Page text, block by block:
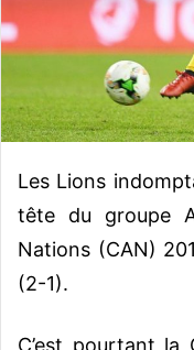
u
r
r
e
Les Lions
tête du groupe
Nations (CAN)
(2-1).
C’est pourtant la